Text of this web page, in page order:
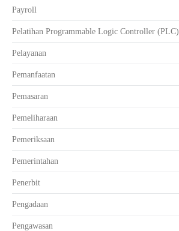
Payroll
Pelatihan Programmable Logic Controller (PLC)
Pelayanan
Pemanfaatan
Pemasaran
Pemeliharaan
Pemeriksaan
Pemerintahan
Penerbit
Pengadaan
Pengawasan